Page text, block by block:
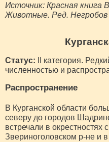
Источник: Красная книга
Животные. Ред.
Статус: II категория.
численностью и
Распространение
В Курганской области
северу до городов
встречали в окрестностях
Звериноголовском р-не и